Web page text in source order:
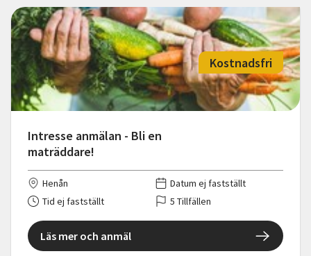
Intresse anmälan - Bli en
maträddare!
Kostnadsfri
Henån
Datum ej fastställt
Tid ej fastställt
5 Tillfällen
Läs mer och anmäl